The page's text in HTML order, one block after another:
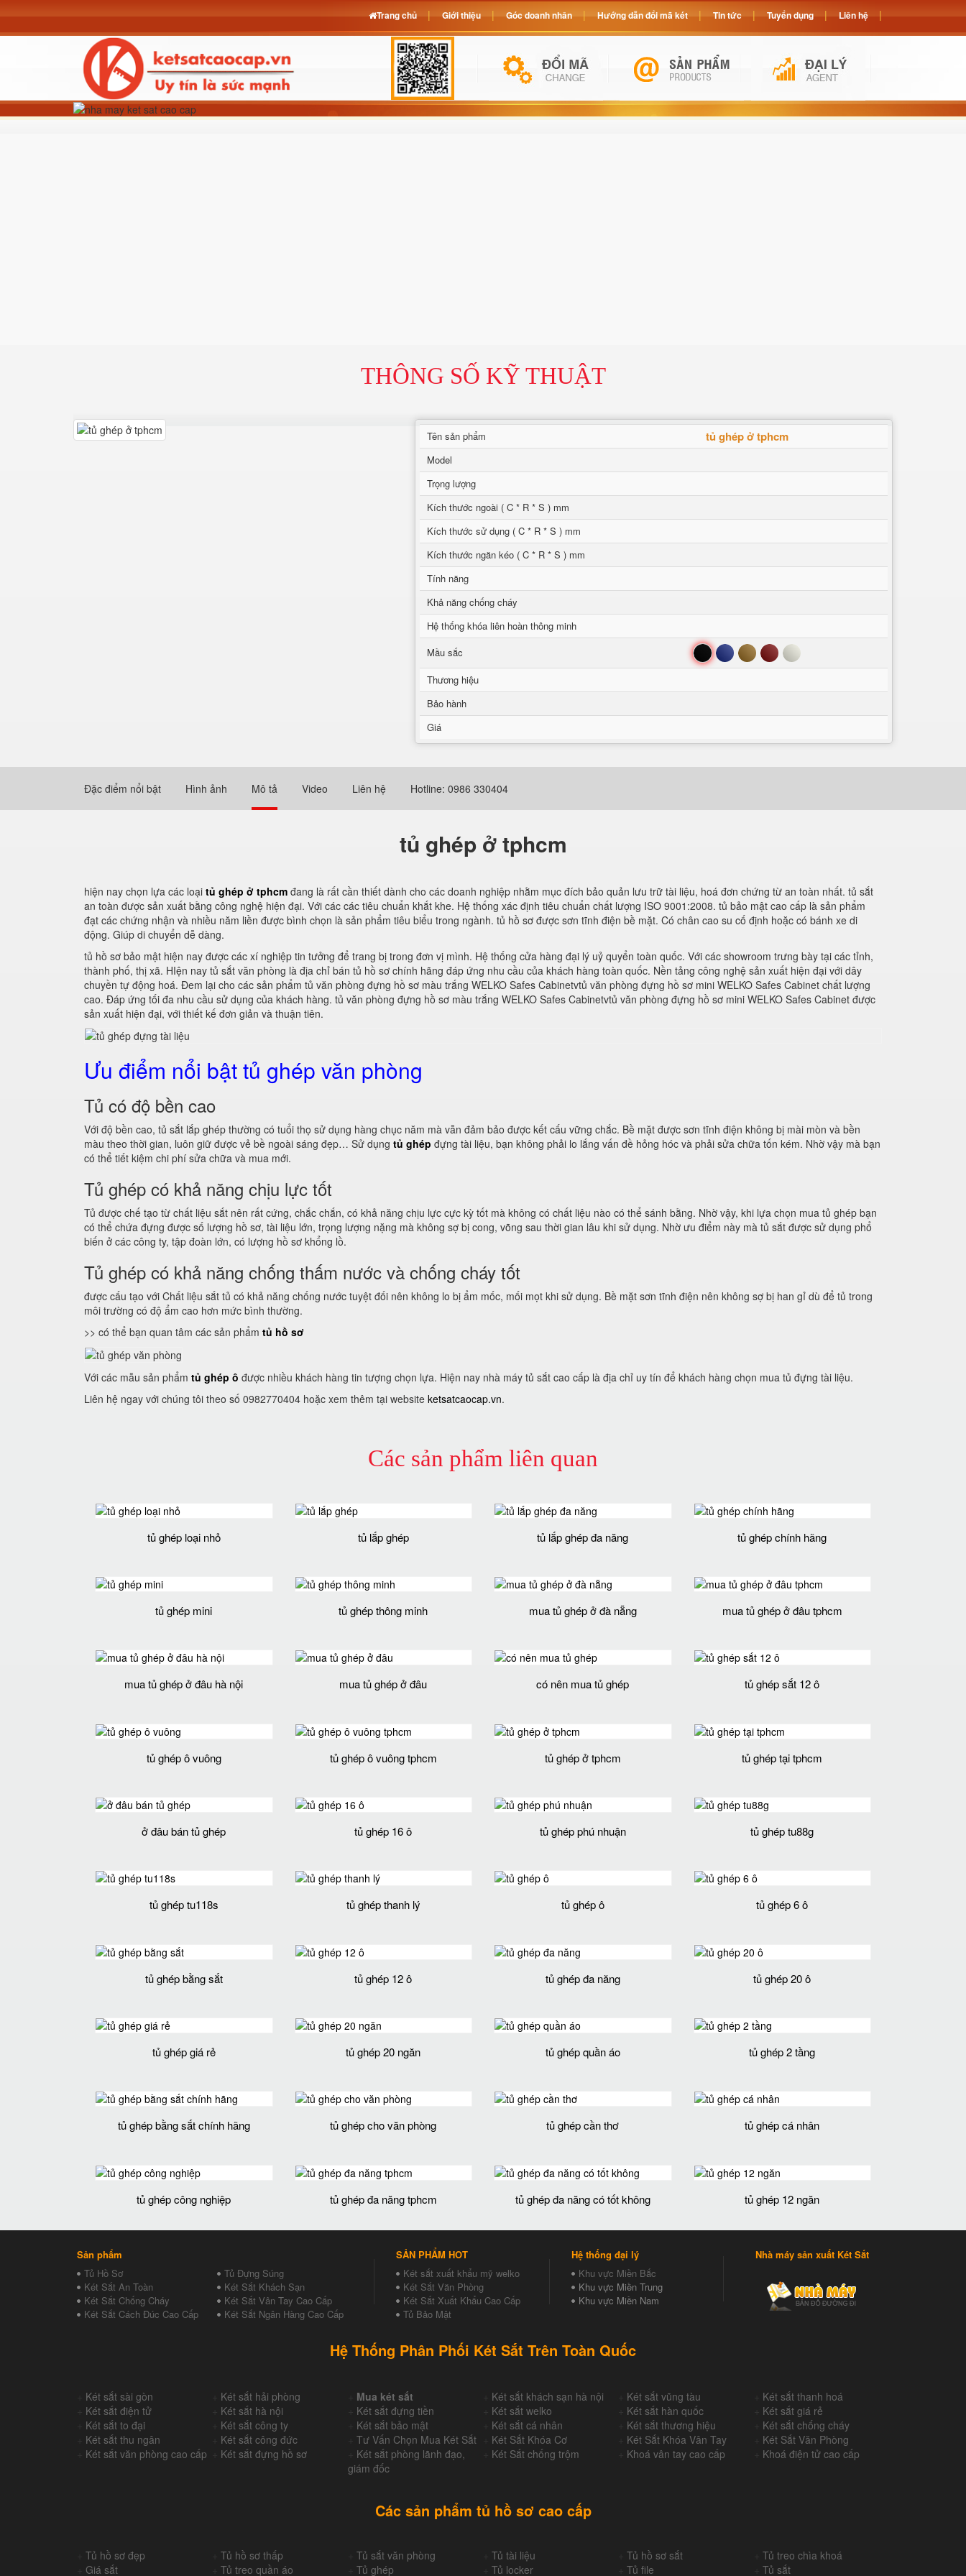
THÔNG SỐ KỸ THUẬT
Tên sản phẩm tủ ghép ở tphcm
Model
Trọng lượng
Kích thước ngoài ( C * R * S ) mm
Kích thước sử dụng ( C * R * S ) mm
Kích thước ngăn kéo ( C * R * S ) mm
Tính năng
Khả năng chống cháy
Hệ thống khóa liên hoàn thông minh
Mầu sắc
Đen Xanh Nâu Đỏ Trắng
Thương hiệu
Bảo hành
Giá
Đặc điểm nổi bật Hình ảnh Mô tả Video Liên hệ Hotline: 0986 330404
tủ ghép ở tphcm
hiện nay chọn lựa các loại tủ ghép ở tphcm đang là rất cần thiết dành cho các doanh nghiệp nhằm mục đích bảo quản lưu trữ tài liệu, hoá đơn chứng từ an toàn nhất. tủ sắt
an toàn được sản xuất bằng công nghệ hiện đại. Với các các tiêu chuẩn khắt khe. Hệ thống xác định tiêu chuẩn chất lượng ISO 9001:2008. tủ bảo mật cao cấp là sản phẩm
đạt các chứng nhận và nhiều năm liền được bình chọn là sản phẩm tiêu biểu trong ngành. tủ hồ sơ được sơn tĩnh điện bề mặt. Có chân cao su cố định hoặc có bánh xe di
động. Giúp di chuyển dễ dàng.
tủ hồ sơ bảo mật hiện nay được các xí nghiệp tin tưởng để trang bị trong đơn vị mình. Hệ thống cửa hàng đại lý uỷ quyển toàn quốc. Với các showroom trưng bày tại các tỉnh,
thành phố, thị xã. HIện nay tủ sắt văn phòng là địa chỉ bán tủ hồ sơ chính hãng đáp ứng nhu cầu của khách hàng toàn quốc. Nền tảng công nghệ sản xuất hiện đại với dây
chuyền tự động hoá. Đem lại cho các sản phẩm tủ văn phòng đựng hồ sơ màu trắng WELKO Safes Cabinetvtủ văn phòng đựng hồ sơ mini WELKO Safes Cabinet chất lượng
cao. Đáp ứng tối đa nhu cầu sử dụng của khách hàng. tủ văn phòng đựng hồ sơ màu trắng WELKO Safes Cabinetvtủ văn phòng đựng hồ sơ mini WELKO Safes Cabinet được
sản xuất hiện đại, với thiết kế đơn giản và thuận tiên.
Ưu điểm nổi bật tủ ghép văn phòng
Tủ có độ bền cao
Với độ bền cao, tủ sắt lắp ghép thường có tuổi thọ sử dụng hàng chục năm mà vẫn đảm bảo được kết cấu vững chắc. Bề mặt được sơn tĩnh điện không bị mài mòn và bền
màu theo thời gian, luôn giữ được vẻ bề ngoài sáng đẹp… Sử dụng tủ ghép đựng tài liệu, bạn không phải lo lắng vấn đề hỏng hóc và phải sửa chữa tốn kém. Nhờ vậy mà bạn
có thể tiết kiệm chi phí sửa chữa và mua mới.
Tủ ghép có khả năng chịu lực tốt
Tủ được chế tạo từ chất liệu sắt nên rất cứng, chắc chắn, có khả năng chịu lực cực kỳ tốt mà không có chất liệu nào có thể sánh bằng. Nhờ vậy, khi lựa chọn mua tủ ghép bạn
có thể chứa đựng được số lượng hồ sơ, tài liệu lớn, trọng lượng nặng mà không sợ bị cong, võng sau thời gian lâu khi sử dụng. Nhờ ưu điểm này mà tủ sắt được sử dụng phổ
biến ở các công ty, tập đoàn lớn, có lượng hồ sơ khổng lồ.
Tủ ghép có khả năng chống thấm nước và chống cháy tốt
được cấu tạo với Chất liệu sắt tủ có khả năng chống nước tuyệt đối nên không lo bị ẩm mốc, mối mọt khi sử dụng. Bề mặt sơn tĩnh điện nên không sợ bị han gỉ dù để tủ trong
môi trường có độ ẩm cao hơn mức bình thường.
>> có thể bạn quan tâm các sản phẩm tủ hồ sơ
Với các mẫu sản phẩm tủ ghép ô được nhiều khách hàng tin tượng chọn lựa. Hiện nay nhà máy tủ sắt cao cấp là địa chỉ uy tín để khách hàng chọn mua tủ đựng tài liệu.
Liên hệ ngay với chúng tôi theo số 0982770404 hoặc xem thêm tại website ketsatcaocap.vn.
Các sản phẩm liên quan
tủ ghép loại nhỏ tủ lắp ghép tủ lắp ghép đa năng tủ ghép chính hãng
tủ ghép mini tủ ghép thông minh mua tủ ghép ở đà nẵng mua tủ ghép ở đâu tphcm
mua tủ ghép ở đâu hà nội mua tủ ghép ở đâu có nên mua tủ ghép tủ ghép sắt 12 ô
tủ ghép ô vuông tủ ghép ô vuông tphcm tủ ghép ở tphcm tủ ghép tại tphcm
ở đâu bán tủ ghép tủ ghép 16 ô tủ ghép phú nhuận tủ ghép tu88g
tủ ghép tu118s tủ ghép thanh lý tủ ghép ô tủ ghép 6 ô
tủ ghép bằng sắt tủ ghép 12 ô tủ ghép đa năng tủ ghép 20 ô
tủ ghép giá rẻ tủ ghép 20 ngăn tủ ghép quần áo tủ ghép 2 tầng
tủ ghép bằng sắt chính hãng tủ ghép cho văn phòng tủ ghép cần thơ tủ ghép cá nhân
tủ ghép công nghiệp tủ ghép đa năng tphcm tủ ghép đa năng có tốt không tủ ghép 12 ngăn
Sản phẩm
Tủ Hồ Sơ
Tủ Đựng Súng
Két Sắt An Toàn
Két Sắt Khách Sạn
Két Sắt Chống Cháy
Két Sắt Vân Tay Cao Cấp
Két Sắt Cách Đúc Cao Cấp
Két Sắt Ngân Hàng Cao Cấp
SẢN PHẨM HOT
Két sắt xuất khẩu mỹ welko
Két Sắt Văn Phòng
Két Sắt Xuất Khẩu Cao Cấp
Tủ Bảo Mật
Hệ thống đại lý
Khu vực Miền Bắc
Khu vực Miền Trung
Khu vực Miền Nam
Nhà máy sản xuất Két Sắt
Hệ Thống Phân Phối Két Sắt Trên Toàn Quốc
Két sắt sài gòn Két sắt hải phòng Mua két sắt Két sắt khách sạn hà nội Két sắt vũng tàu
Két sắt thanh hoá
Két sắt điện tử Két sắt hà nội Két sắt đựng tiền Két sắt welko Két sắt hàn quốc
Két sắt giá rẻ
Két sắt to đại Két sắt công ty Két sắt bảo mật Két sắt cá nhân Két sắt thương hiệu
Két sắt chống cháy
Két sắt thu ngân Két sắt công đức Tư Vấn Chọn Mua Két Sắt Két Sắt Khóa Cơ Két Sắt Khóa Vân Tay
Két Sắt Văn Phòng
Két sắt văn phòng cao cấp Két sắt đựng hồ sơ
Két sắt phòng lãnh đạo,
giám đốc
Két Sắt chống trộm Khoá vân tay cao cấp Khoá điện tử cao cấp
Các sản phẩm tủ hồ sơ cao cấp
Tủ hồ sơ đẹp +Tủ hồ sơ thấp Tủ sắt văn phòng Tủ tài liệu +Tủ hồ sơ sắt
Tủ treo chìa khoá
Giá sắt +Tủ treo quần áo Tủ ghép Tủ locker +Tủ file Tủ sắt
Trang chủ Giới thiệu Góc doanh nhân Hướng dẫn đổi mã két Tin tức Tuyển dụng Liên hệ